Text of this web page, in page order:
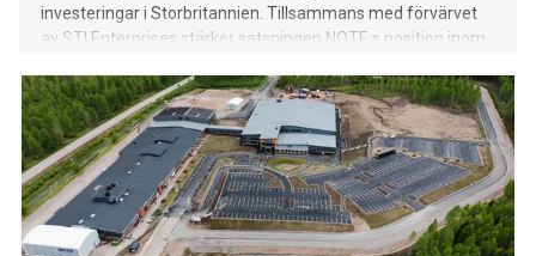
investeringar i Storbritannien. Tillsammans med förvärvet
av STI Enterprises stärker satsningen NOTE:s position inom
försvar, industri, kommunikation, MedTech och GreenTech
sektorerna.